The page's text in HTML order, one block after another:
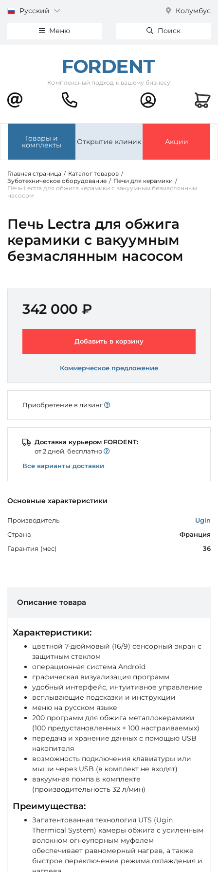
Русский Колумбус
Меню Поиск
Комплексный подход к вашему бизнесу
Товары и
комплекты Открытие клиник Акции
Главная страница / Каталог товаров /
Зуботехническое оборудование / Печи для керамики /
Печь Lectra для обжига керамики с вакуумным безмаслянным
насосом
Печь Lectra для обжига
керамики с вакуумным
безмаслянным насосом
Основные характеристики
Производитель
Ugin
Страна
Франция
Гарантия (мес)
36
342 000 ₽
Добавить в корзину
Коммерческое предложение
Приобретение в лизинг
Доставка курьером FORDENT:
от 2 дней, бесплатно
Все варианты доставки
Описание товара
Характеристики:
цветной 7-дюймовый (16/9) сенсорный экран с
защитным стеклом
операционная система Android
графическая визуализация программ
удобный интерфейс, интуитивное управление
всплывающие подсказки и инструкции
меню на русском языке
200 программ для обжига металлокерамики
(100 предустановленных + 100 настраиваемых)
передача и хранение данных с помощью USB
накопителя
возможность подключения клавиатуры или
мыши через USB (в комплект не входят)
вакуумная помпа в комплекте
(производительность 32 л/мин)
Преимущества:
Запатентованная технология UТS (Ugin
Thermical System) камеры обжига с усиленным
волокном огнеупорным муфелем
обеспечивает равномерный нагрев, а также
быстрое переключение режима охлаждения и